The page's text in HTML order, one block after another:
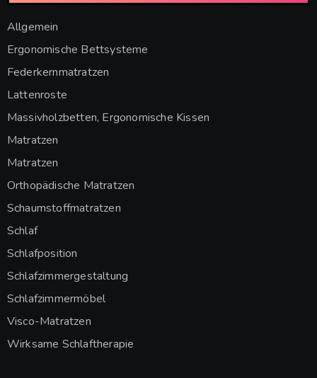
Allgemein
Ergonomische Bettsysteme
Federkernmatratzen
Lattenroste
Massivholzbetten, Ergonomische Kissen
Matratzen
Matratzen
Orthopädische Matratzen
Schaumstoffmatratzen
Schlaf
Schlafposition
Schlafzimmergestaltung
Schlafzimmermöbel
Visco-Matratzen
Wirksame Schlaftherapie